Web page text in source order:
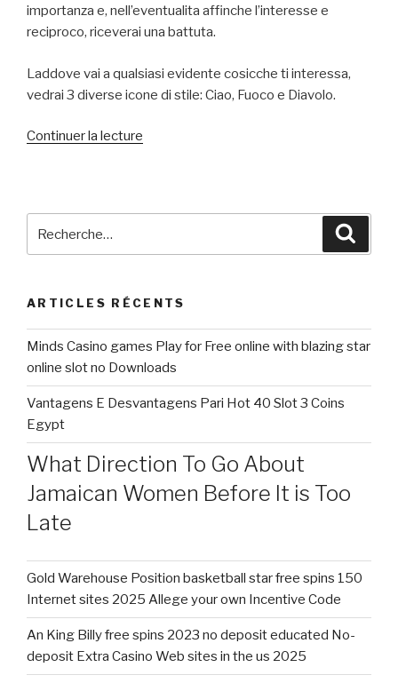
importanza e, nell’eventualita affinche l’interesse e
reciproco, riceverai una battuta.
Laddove vai a qualsiasi evidente cosicche ti interessa,
vedrai 3 diverse icone di stile: Ciao, Fuoco e Diavolo.
Continuer la lecture
fianco
Grindr »
pour
ARTICLES RÉCENTS
Minds Casino games Play for Free online with blazing star
online slot no Downloads
Vantagens E Desvantagens Pari Hot 40 Slot 3 Coins
Egypt
What Direction To Go About
Jamaican Women Before It is Too
Late
Gold Warehouse Position basketball star free spins 150
Internet sites 2025 Allege your own Incentive Code
An King Billy free spins 2023 no deposit educated No-
deposit Extra Casino Web sites in the us 2025